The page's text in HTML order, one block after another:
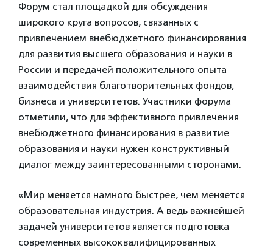
Форум стал площадкой для обсуждения
широкого круга вопросов, связанных с
привлечением внебюджетного финансирования
для развития высшего образования и науки в
России и передачей положительного опыта
взаимодействия благотворительных фондов,
бизнеса и университетов. Участники форума
отметили, что для эффективного привлечения
внебюджетного финансирования в развитие
образования и науки нужен конструктивный
диалог между заинтересованными сторонами.
«Мир меняется намного быстрее, чем меняется
образовательная индустрия. А ведь важнейшей
задачей университетов является подготовка
современных высококвалифицированных